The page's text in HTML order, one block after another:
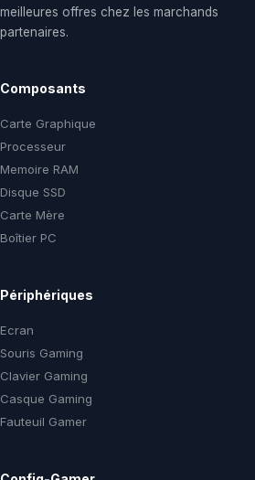
meilleures offres chez les marchands
partenaires.
Composants
Carte Graphique
Processeur
Memoire RAM
Disque SSD
Carte Mère
Boîtier PC
Périphériques
Ecran
Souris Gaming
Clavier Gaming
Casque Gaming
Fauteuil Gamer